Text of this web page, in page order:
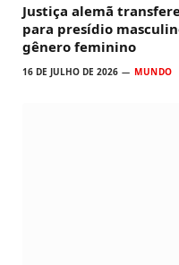
Justiça alemã
para presídio
gênero feminino
16 DE JULHO DE 2026 MUNDO